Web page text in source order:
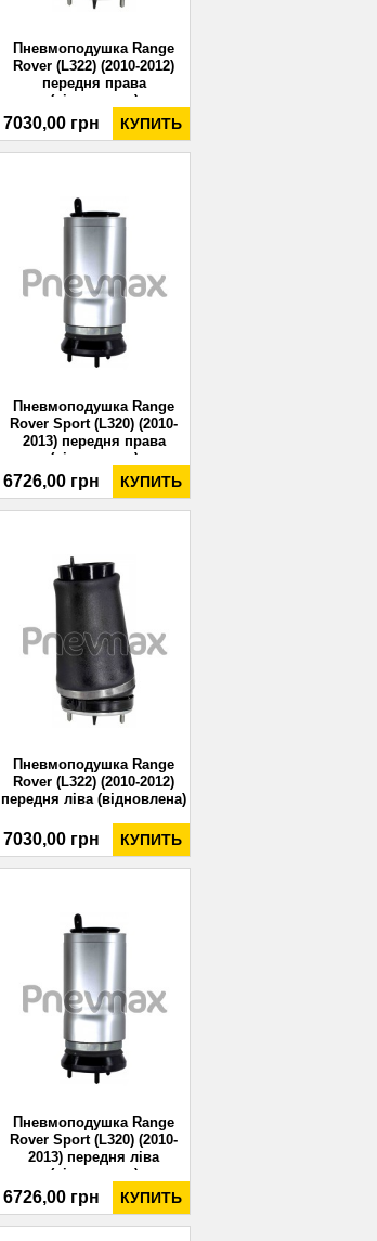
Пневмоподушка Range
Rover (L322) (2010-2012)
передня права
(відновлена)
7030,00 грн КУПИТЬ
Пневмоподушка Range
Rover Sport (L320) (2010-
2013) передня права
(відновлена)
6726,00 грн КУПИТЬ
Пневмоподушка Range
Rover (L322) (2010-2012)
передня ліва (відновлена)
7030,00 грн КУПИТЬ
Пневмоподушка Range
Rover Sport (L320) (2010-
2013) передня ліва
(відновлена)
6726,00 грн КУПИТЬ